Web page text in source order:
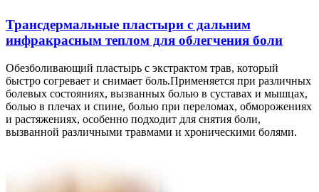
Трансдермальные пластыри с дальним
инфракрасным теплом для облегчения боли
Обезболивающий пластырь с экстрактом трав, который
быстро согревает и снимает боль.Применяется при различных
болевых состояниях, вызванных болью в суставах и мышцах,
болью в плечах и спине, болью при переломах, обморожениях
и растяжениях, особенно подходит для снятия боли,
вызванной различными травмами и хроническими болями.